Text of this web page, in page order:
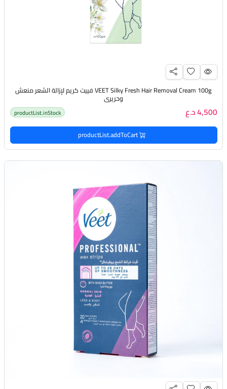
VEET Silky Fresh Hair Removal Cream 100g فييت كريم لإزالة الشعر منعش
وحريري
4,500 د.ع productList.inStock
productList.addToCart